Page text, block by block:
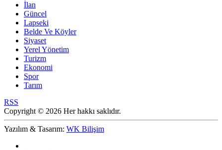
İlan
Güncel
Lapseki
Belde Ve Köyler
Siyaset
Yerel Yönetim
Turizm
Ekonomi
Spor
Tarım
RSS
Copyright © 2026 Her hakkı saklıdır.
Yazılım & Tasarım: WK Bilişim